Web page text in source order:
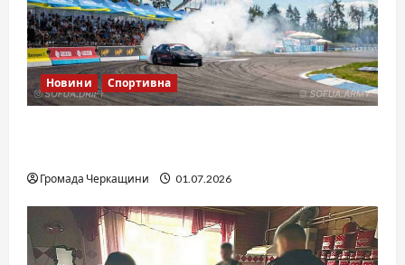
Новини Спортивна
Громада Черкащини 01.07.2026